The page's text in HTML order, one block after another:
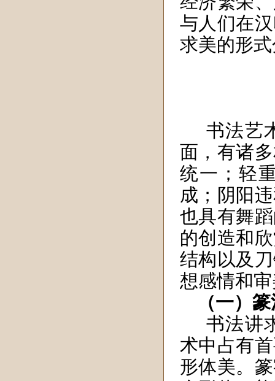
与人们在
求美的形
书法艺
面，有诸
统一；轻
成；阴阳
也具有舞
的创造和
结构以及
想感情和
（一）
书法讲
术中占有
形体美。